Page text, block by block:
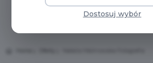
Dostosuj wybór